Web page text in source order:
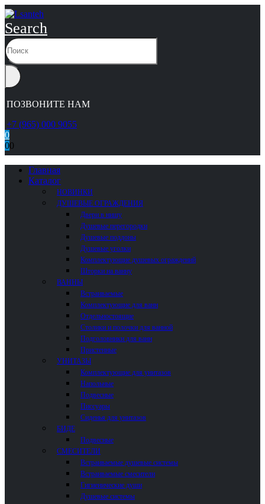
Search
ПОЗВОНИТЕ НАМ
+7 (965) 000 9055
0
00
Главная
Каталог
НОВИНКИ
ДУШЕВЫЕ ОГРАЖДЕНИЯ
Двери в нишу
Душевые перегородки
Душевые поддоны
Душевые уголки
Комплектующие душевых ограждений
Шторки на ванну
ВАННЫ
Встраиваемые
Комплектующие для ванн
Отдельностоящие
Столики и полочки для ванной
Подголовники для ванн
Пристенные
УНИТАЗЫ
Комплектующие для унитазов
Напольные
Подвесные
Писсуары
Сиденья для унитазов
БИДЕ
Подвесные
СМЕСИТЕЛИ
Встраиваемые душевые системы
Встраиваемые смесители
Гигиенические души
Душевые системы